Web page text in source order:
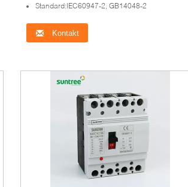
Standard:IEC60947-2, GB14048-2
Kontakt